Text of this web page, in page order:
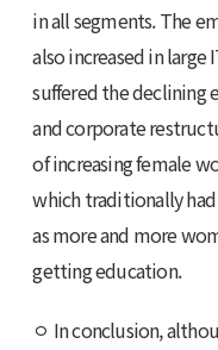
in all segments. The
also increased in large
suffered the
and corporate
of increasing female
which traditionally
as more and more
getting education.
ㅇ In conclusion,